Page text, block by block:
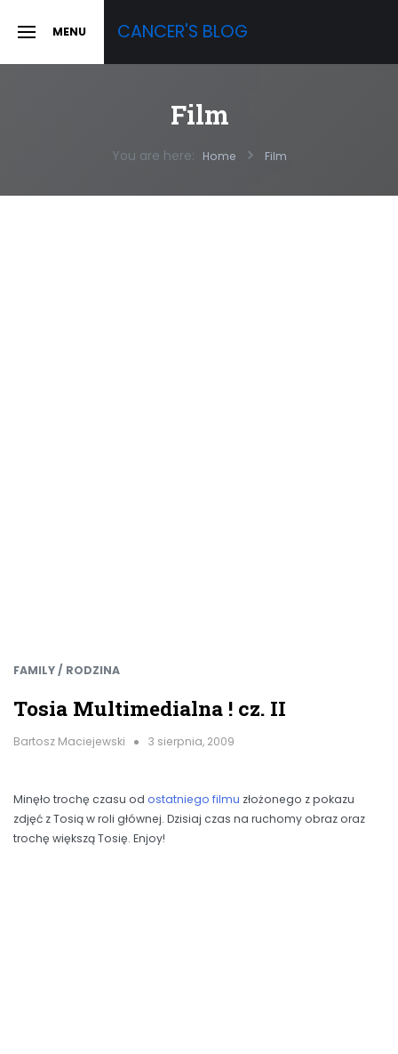
SLIDE MENU CANCER'S BLOG
Film
You are here: Home Film
FAMILY / RODZINA
Tosia Multimedialna ! cz. II
Bartosz Maciejewski 3 sierpnia, 2009
Minęło trochę czasu od ostatniego filmu złożonego z pokazu
zdjęć z Tosią w roli głównej. Dzisiaj czas na ruchomy obraz oraz
trochę większą Tosię. Enjoy!